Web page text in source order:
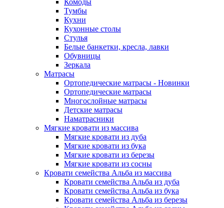
Комоды
Тумбы
Кухни
Кухонные столы
Стулья
Белые банкетки, кресла, лавки
Обувницы
Зеркала
Матрасы
Ортопедические матрасы - Новинки
Ортопедические матрасы
Многослойные матрасы
Детские матрасы
Наматрасники
Мягкие кровати из массива
Мягкие кровати из дуба
Мягкие кровати из бука
Мягкие кровати из березы
Мягкие кровати из сосны
Кровати семейства Альба из массива
Кровати семейства Альба из дуба
Кровати семейства Альба из бука
Кровати семейства Альба из березы